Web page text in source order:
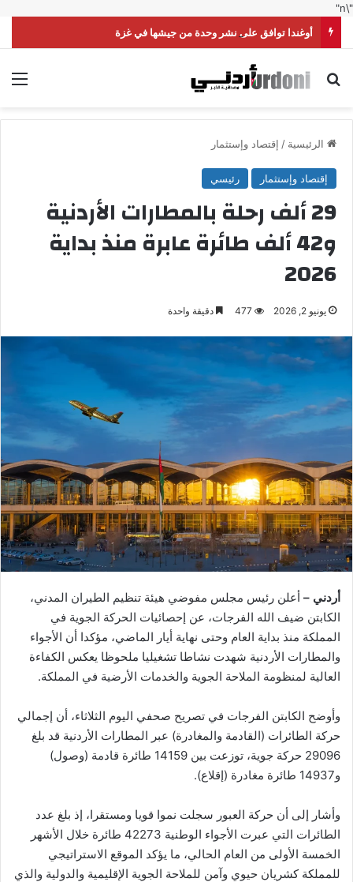
"\n"
أوغندا توافق على نشر وحدة من جيشها في غزة
بحث عن
الرئيسية / إقتصاد وإستثمار
إقتصاد وإستثمار رئيسي
29 ألف رحلة بالمطارات الأردنية
و42 ألف طائرة عابرة منذ بداية
2026
يونيو 2, 2026 477 دقيقة واحدة
أردني – أعلن رئيس مجلس مفوضي هيئة تنظيم الطيران المدني،
الكابتن ضيف الله الفرجات، عن إحصائيات الحركة الجوية في
المملكة منذ بداية العام وحتى نهاية أيار الماضي، مؤكدا أن الأجواء
والمطارات الأردنية شهدت نشاطا تشغيليا ملحوظا يعكس الكفاءة
العالية لمنظومة الملاحة الجوية والخدمات الأرضية في المملكة.
وأوضح الكابتن الفرجات في تصريح صحفي اليوم الثلاثاء، أن إجمالي
حركة الطائرات (القادمة والمغادرة) عبر المطارات الأردنية قد بلغ
29096 حركة جوية، توزعت بين 14159 طائرة قادمة (وصول)
و14937 طائرة مغادرة (إقلاع).
وأشار إلى أن حركة العبور سجلت نموا قويا ومستقرا، إذ بلغ عدد
الطائرات التي عبرت الأجواء الوطنية 42273 طائرة خلال الأشهر
الخمسة الأولى من العام الحالي، ما يؤكد الموقع الاستراتيجي
للمملكة كشريان حيوي وآمن للملاحة الجوية الإقليمية والدولية والذي